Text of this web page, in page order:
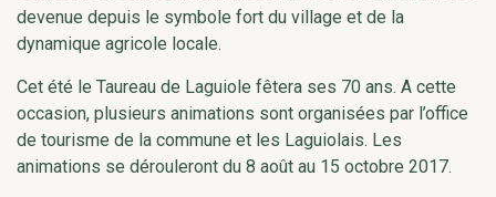
devenue depuis le symbole fort du village et de la
dynamique agricole locale.
Cet été le Taureau de Laguiole fêtera ses 70 ans. A cette
occasion, plusieurs animations sont organisées par l’office
de tourisme de la commune et les Laguiolais. Les
animations se dérouleront du 8 août au 15 octobre 2017.